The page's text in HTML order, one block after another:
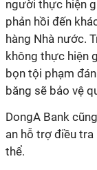
người thực hiện
phản hồi đến
hàng Nhà nước.
không thực hiện
bọn tội phạm
băng sẽ bảo vệ
DongA Bank
an hỗ trợ điều tra
thể.